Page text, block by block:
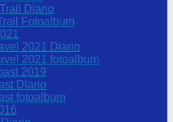
Diario
Fotoalbum
2021 Diario
2021 fotoalbum
2019
Diario
fotoalbum